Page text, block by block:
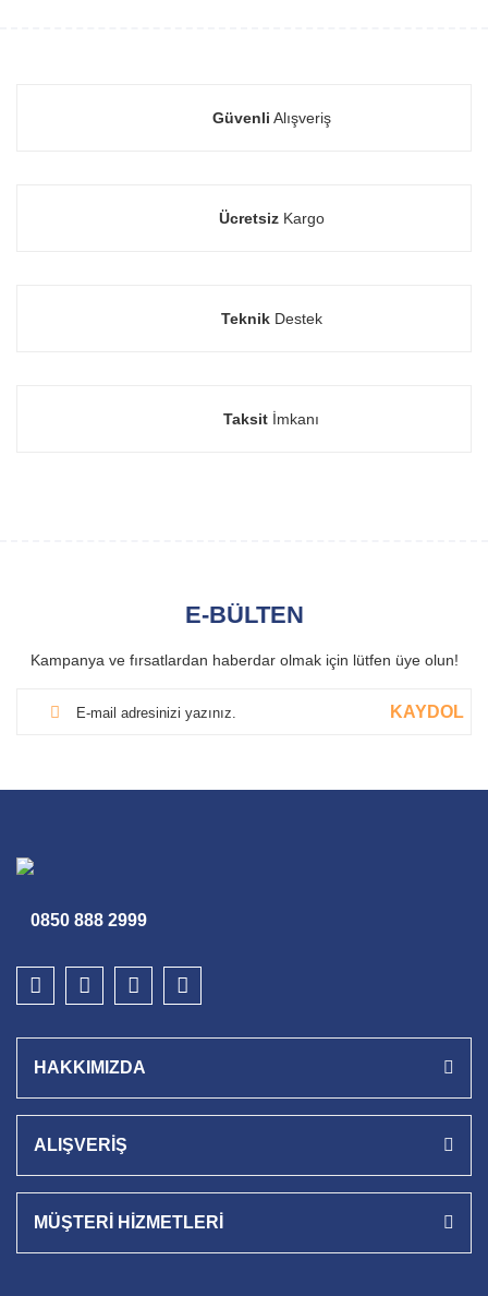
Güvenli Alışveriş
ÜcretsizKargo
TeknikDestek
Taksit İmkanı
E-BÜLTEN
Kampanya ve fırsatlardan haberdar olmak için lütfen üye olun!
KAYDOL
0850 888 2999
HAKKIMIZDA
ALIŞVERİŞ
MÜŞTERİ HİZMETLERİ